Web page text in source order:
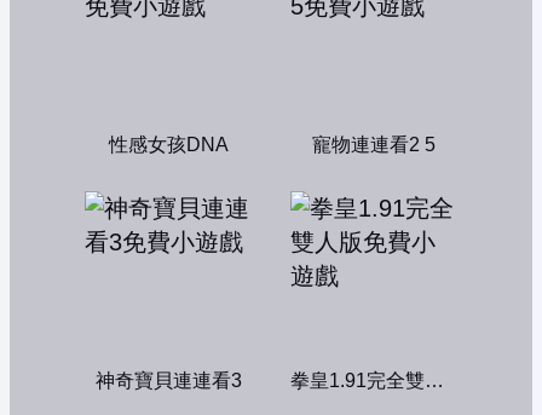
性感女孩DNA 寵物連連看2 5
神奇寶貝連連看3 拳皇1.91完全雙人版